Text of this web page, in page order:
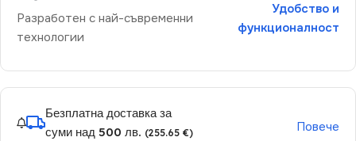
Разработен с най-съвременни
технологии
Удобство и
функционалност
Безплатна доставка за
суми над 500 лв. (255.65 €) Повече